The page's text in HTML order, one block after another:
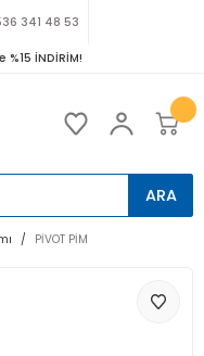
341 48 53
İNDİRİM!
ARA
PİVOT PİM